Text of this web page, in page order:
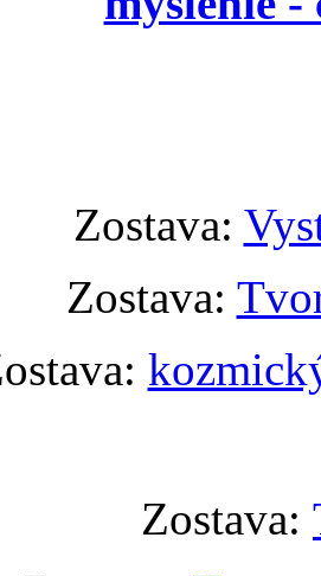
Zostava:
Zostava:
Zostava: